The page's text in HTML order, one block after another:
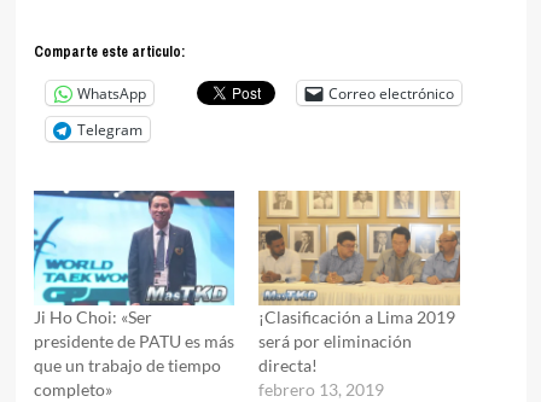
Comparte este articulo:
WhatsApp
Correo electrónico
Telegram
Ji Ho Choi: «Ser
presidente de PATU es más
que un trabajo de tiempo
completo»
¡Clasificación a Lima 2019
será por eliminación
directa!
febrero 13, 2019